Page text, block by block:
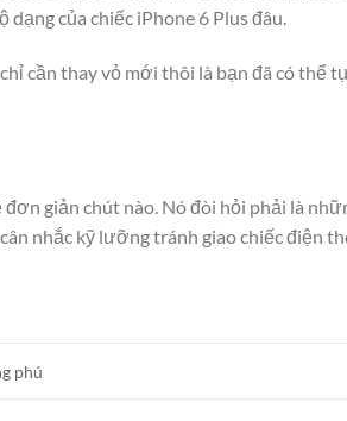
của chiếc iPhone 6 Plus đâu.
cần thay vỏ mới thôi là bạn đã có thể
giản chút nào. Nó đòi hỏi phải là
nhắc kỹ lưỡng tránh giao chiếc điện
phú